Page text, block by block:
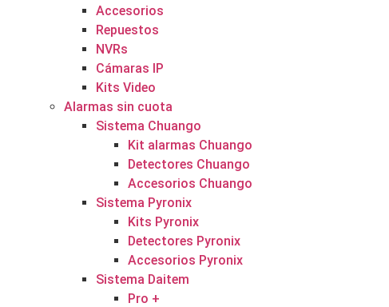
Accesorios
Repuestos
NVRs
Cámaras IP
Kits Video
Alarmas sin cuota
Sistema Chuango
Kit alarmas Chuango
Detectores Chuango
Accesorios Chuango
Sistema Pyronix
Kits Pyronix
Detectores Pyronix
Accesorios Pyronix
Sistema Daitem
Pro +